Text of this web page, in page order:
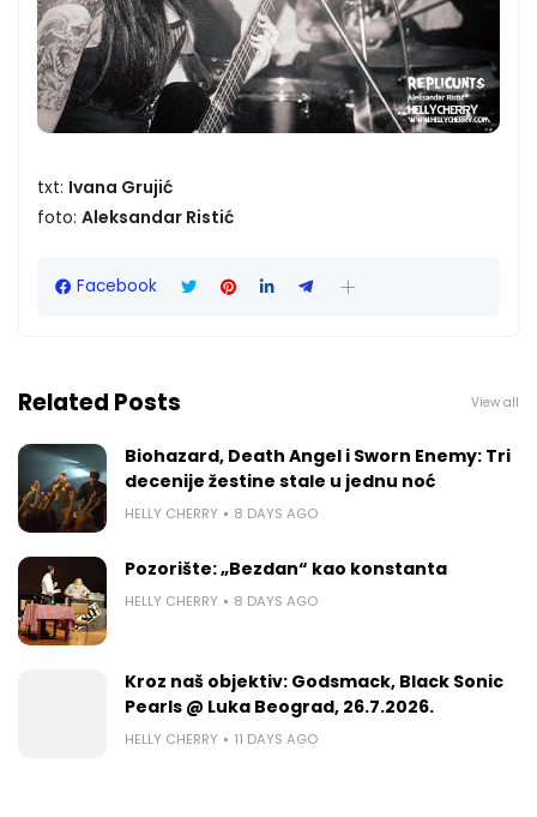
txt: Ivana Grujić
foto: Aleksandar Ristić
Facebook
Related Posts View all
Biohazard, Death Angel i Sworn Enemy: Tri
decenije žestine stale u jednu noć
HELLY CHERRY 8 DAYS AGO
Pozorište: „Bezdan“ kao konstanta
HELLY CHERRY 8 DAYS AGO
Kroz naš objektiv: Godsmack, Black Sonic
Pearls @ Luka Beograd, 26.7.2026.
HELLY CHERRY 11 DAYS AGO